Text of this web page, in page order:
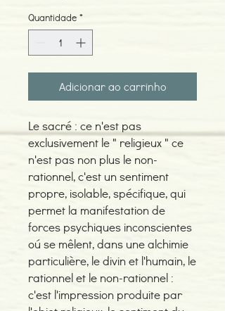
Quantidade *
Adicionar ao carrinho
Le sacré : ce n'est pas
exclusivement le " religieux " ce
n'est pas non plus le non-
rationnel, c'est un sentiment
propre, isolable, spécifique, qui
permet la manifestation de
forces psychiques inconscientes
oú se mêlent, dans une alchimie
particulière, le divin et l'humain, le
rationnel et le non-rationnel :
c'est l'impression produite par